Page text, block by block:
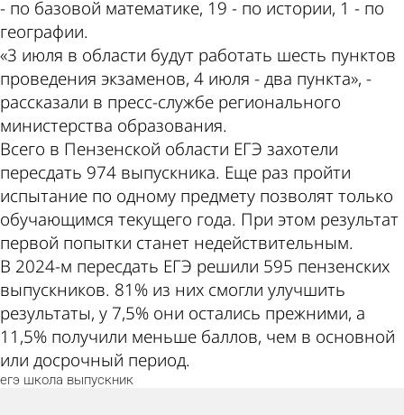
- по базовой математике, 19 - по истории, 1 - по
географии.
«3 июля в области будут работать шесть пунктов
проведения экзаменов, 4 июля - два пункта», -
рассказали в пресс-службе регионального
министерства образования.
Всего в Пензенской области ЕГЭ захотели
пересдать 974 выпускника. Еще раз пройти
испытание по одному предмету позволят только
обучающимся текущего года. При этом результат
первой попытки станет недействительным.
В 2024-м пересдать ЕГЭ решили 595 пензенских
выпускников. 81% из них смогли улучшить
результаты, у 7,5% они остались прежними, а
11,5% получили меньше баллов, чем в основной
или досрочный период.
егэ школа выпускник